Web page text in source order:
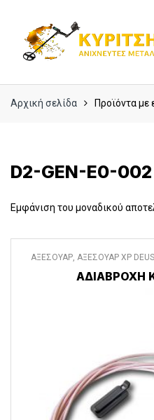
navigation
content
Αρχική σελίδα Προϊόντα με
D2-GEN-E0-002
Εμφάνιση του μοναδικού
ΑΞΕΣΟΥΑΡ, ΑΞΕΣΟΥΑΡ XP DEUS
ΑΔΙΑΒΡΟΧΗ